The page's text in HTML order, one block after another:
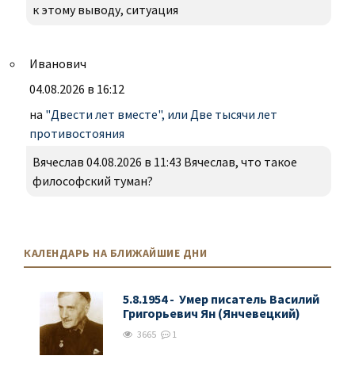
к этому выводу, ситуация
Иванович
04.08.2026 в 16:12
на "Двести лет вместе", или Две тысячи лет
противостояния
Вячеслав 04.08.2026 в 11:43 Вячеслав, что такое
философский туман?
КАЛЕНДАРЬ НА БЛИЖАЙШИЕ ДНИ
5.8.1954 - Умер писатель Василий
Григорьевич Ян (Янчевецкий)
3665 1